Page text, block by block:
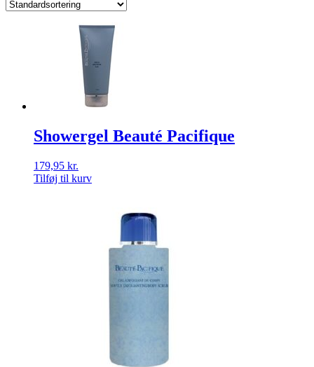
Showergel Beauté Pacifique
179,95 kr.
Tilføj til kurv